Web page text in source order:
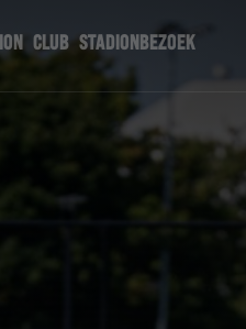
CLUB STADIONBEZOEK